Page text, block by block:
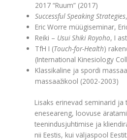
2017 “Ruum” (2017)
Successful Speaking Strategies
Eric Worre müügiseminar,
Reiki – Usui Shiki Royoho, I
TfH I (Touch-for-Health)
(International Kinesiology
Klassikaline ja spordi
massaažikool (2002-2003)
Lisaks erinevad seminarid
eneseareng, loovuse
teenindusjuhtimise ja
nii Eestis, kui väljaspool Eestit.